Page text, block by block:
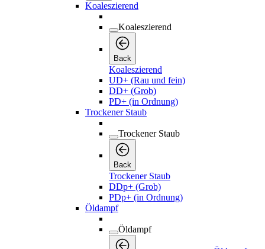
Koaleszierend
Koaleszierend
Back
Koaleszierend
UD+ (Rau und fein)
DD+ (Grob)
PD+ (in Ordnung)
Trockener Staub
Trockener Staub
Back
Trockener Staub
DDp+ (Grob)
PDp+ (in Ordnung)
Öldampf
Öldampf